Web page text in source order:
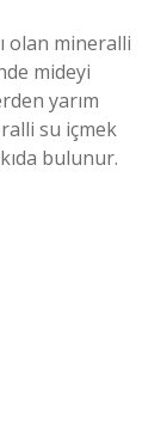
olan mineralli
mideyi
yarım
su içmek
bulunur.